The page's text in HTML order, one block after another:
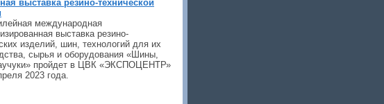
выставка резино-технической
международная
выставка резино-
изделий, шин, технологий для их
сырья и оборудования «Шины,
пройдет в ЦВК «ЭКСПОЦЕНТР»
2023 года.